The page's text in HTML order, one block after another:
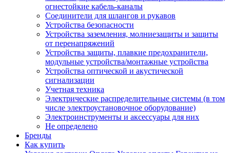
огнестойкие кабель-каналы
Соединители для шлангов и рукавов
Устройства безопасности
Устройства заземления, молниезащиты и защиты
от перенапряжений
Устройства защиты, плавкие предохранители,
модульные устройства/монтажные устройства
Устройства оптической и акустической
сигнализации
Учетная техника
Электрические распределительные системы (в том
числе электроустановочное оборудование)
Электроинструменты и аксессуары для них
Не определено
Бренды
Как купить